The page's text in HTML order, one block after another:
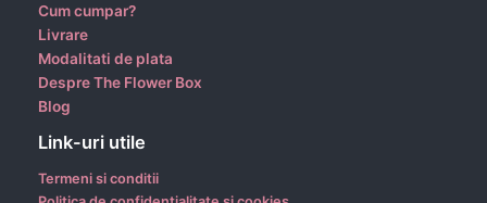
Cum cumpar?
Livrare
Modalitati de plata
Despre The Flower Box
Blog
Link-uri utile
Termeni si conditii